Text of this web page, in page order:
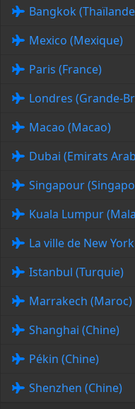
Bangkok
Mexico (Mexique)
Paris (France)
Londres (Grande-
Macao (Macao)
Dubai (Emirats
Singapour
Kuala Lumpur
La ville de New
Istanbul (Turquie)
Marrakech (Maroc)
Shanghai (Chine)
Pékin (Chine)
Shenzhen (Chine)